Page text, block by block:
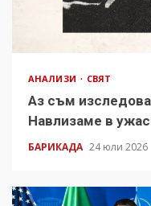
АНАЛИЗИ СВЯТ
Аз съм
Навлизаме в
БАРИКАДА 24 юли 2026